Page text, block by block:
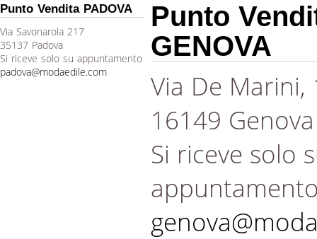
Punto Vendita PADOVA
Via Savonarola 217
35137 Padova
Si riceve solo su appuntamento
padova@modaedile.com
Punto
GENOVA
Via De Marini,
16149 Genova
Si riceve solo